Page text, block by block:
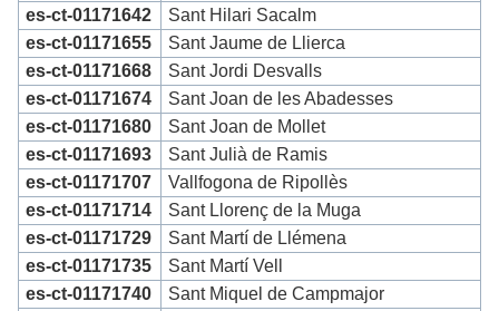
es-ct-01171642
Sant Hilari Sacalm
es-ct-01171655
Sant Jaume de Llierca
es-ct-01171668
Sant Jordi Desvalls
es-ct-01171674
Sant Joan de les Abadesses
es-ct-01171680
Sant Joan de Mollet
es-ct-01171693
Sant Julià de Ramis
es-ct-01171707
Vallfogona de Ripollès
es-ct-01171714
Sant Llorenç de la Muga
es-ct-01171729
Sant Martí de Llémena
es-ct-01171735
Sant Martí Vell
es-ct-01171740
Sant Miquel de Campmajor